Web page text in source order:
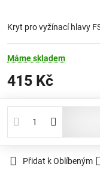
Kryt pro vyžínací hlavy
Máme skladem
415 Kč
Přidat k Oblíbeným